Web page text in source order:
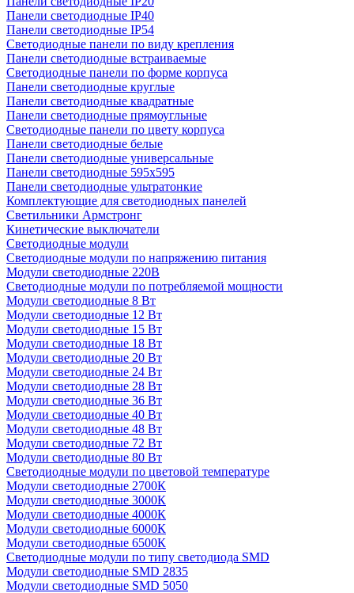
Панели светодиодные IP40
Панели светодиодные IP54
Светодиодные панели по виду крепления
Панели светодиодные встраиваемые
Светодиодные панели по форме корпуса
Панели светодиодные круглые
Панели светодиодные квадратные
Панели светодиодные прямоугльные
Светодиодные панели по цвету корпуса
Панели светодиодные белые
Панели светодиодные универсальные
Панели светодиодные 595х595
Панели светодиодные ультратонкие
Комплектующие для светодиодных панелей
Светильники Армстронг
Кинетические выключатели
Светодиодные модули
Светодиодные модули по напряжению питания
Модули светодиодные 220В
Светодиодные модули по потребляемой мощности
Модули светодиодные 8 Вт
Модули светодиодные 12 Вт
Модули светодиодные 15 Вт
Модули светодиодные 18 Вт
Модули светодиодные 20 Вт
Модули светодиодные 24 Вт
Модули светодиодные 28 Вт
Модули светодиодные 36 Вт
Модули светодиодные 40 Вт
Модули светодиодные 48 Вт
Модули светодиодные 72 Вт
Модули светодиодные 80 Вт
Светодиодные модули по цветовой температуре
Модули светодиодные 2700К
Модули светодиодные 3000К
Модули светодиодные 4000К
Модули светодиодные 6000К
Модули светодиодные 6500К
Светодиодные модули по типу светодиода SMD
Модули светодиодные SMD 2835
Модули светодиодные SMD 5050